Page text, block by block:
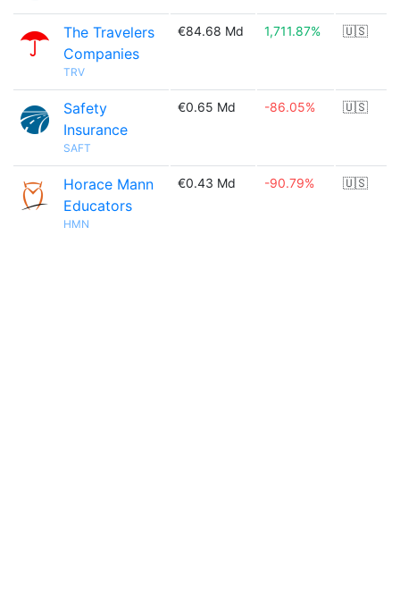
The Travelers
Companies
TRV
€84.68 Md 1,711.87% 🇺🇸
Safety
Insurance
SAFT
€0.65 Md -86.05% 🇺🇸
Horace Mann
Educators
HMN
€0.43 Md -90.79% 🇺🇸